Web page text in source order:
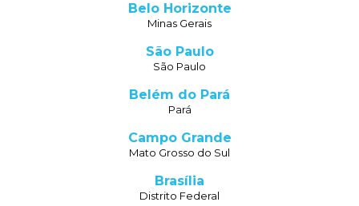
Belo Horizonte
Minas Gerais
São Paulo
São Paulo
Belém do Pará
Pará
Campo Grande
Mato Grosso do Sul
Brasília
Distrito Federal